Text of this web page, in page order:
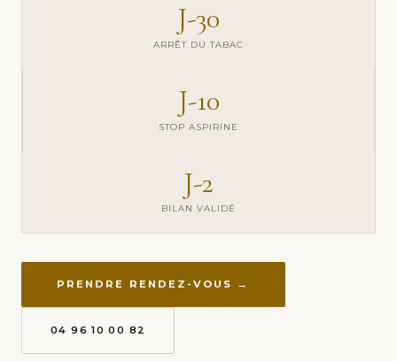
J-30
ARRÊT DU TABAC
J-10
STOP ASPIRINE
J-2
BILAN VALIDÉ
PRENDRE RENDEZ-VOUS →
04 96 10 00 82